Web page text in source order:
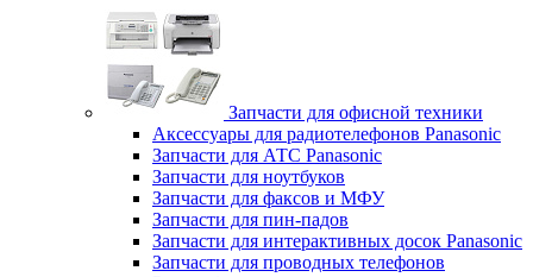
Запчасти для офисной техники
Аксессуары для радиотелефонов Panasonic
Запчасти для АТС Panasonic
Запчасти для ноутбуков
Запчасти для факсов и МФУ
Запчасти для пин-падов
Запчасти для интерактивных досок Panasonic
Запчасти для проводных телефонов